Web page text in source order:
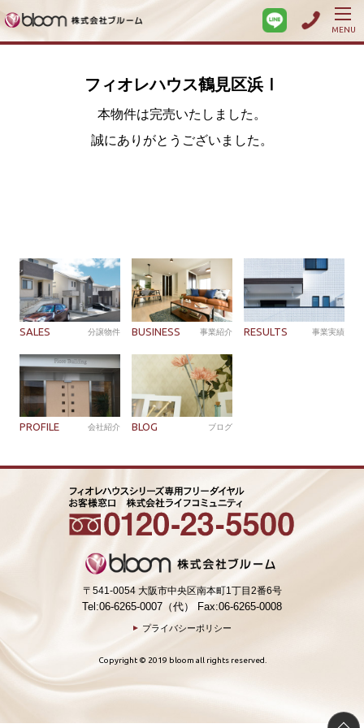
MENU
フィオレハウス鶴見区浜Ⅰ
本物件は完売いたしました。
誠にありがとうございました。
SALES 分譲物件 BUSINESS 事業紹介 RESULTS 事業実績
PROFILE 会社紹介 BLOG ブログ
〒541-0054 大阪市中央区南本町1丁目2番6号
Tel:06-6265-0007（代） Fax:06-6265-0008
プライバシーポリシー
Copyright © 2019 bloom all rights reserved.